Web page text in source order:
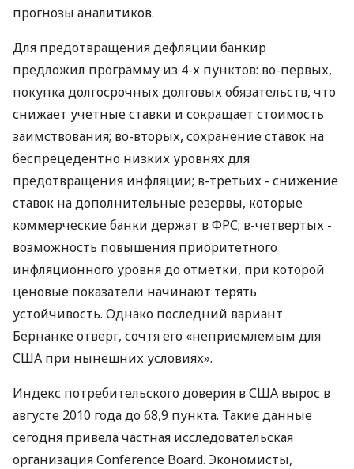
прогнозы аналитиков.
Для предотвращения дефляции банкир
предложил программу из 4-х пунктов: во-первых,
покупка долгосрочных долговых обязательств, что
снижает учетные ставки и сокращает стоимость
заимствования; во-вторых, сохранение ставок на
беспрецедентно низких уровнях для
предотвращения инфляции; в-третьих - снижение
ставок на дополнительные резервы, которые
коммерческие банки держат в ФРС; в-четвертых -
возможность повышения приоритетного
инфляционного уровня до отметки, при которой
ценовые показатели начинают терять
устойчивость. Однако последний вариант
Бернанке отверг, сочтя его «неприемлемым для
США при нынешних условиях».
Индекс потребительского доверия в США вырос в
августе 2010 года до 68,9 пункта. Такие данные
сегодня привела частная исследовательская
организация Conference Board. Экономисты,